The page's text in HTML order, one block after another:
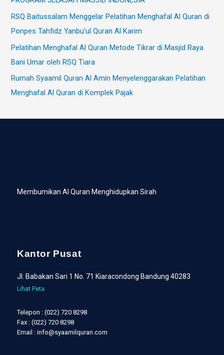
RSQ Baitussalam Menggelar Pelatihan Menghafal Al Quran di
Ponpes Tahfidz Yanbu’ul Quran Al Karim
Pelatihan Menghafal Al Quran Metode Tikrar di Masjid Raya
Bani Umar oleh RSQ Tiara
Rumah Syaamil Quran Al Amin Menyelenggarakan Pelatihan
Menghafal Al Quran di Komplek Pajak
Membumikan Al Quran Menghidupkan Sirah
Kantor Pusat
Jl. Babakan Sari 1 No. 71 Kiaracondong Bandung 40283
Lihat Peta
Telepon : (022) 720 8298
Fax : (022) 720 8298
Email : info@syaamilquran.com